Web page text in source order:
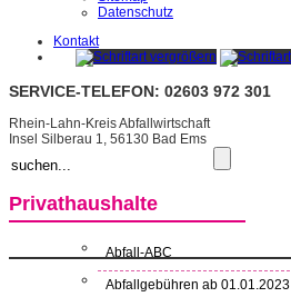
Datenschutz
Kontakt
SERVICE-TELEFON: 02603 972 301
Rhein-Lahn-Kreis Abfallwirtschaft
Insel Silberau 1, 56130 Bad Ems
Privathaushalte
Abfall-ABC
Abfallgebühren ab 01.01.2023